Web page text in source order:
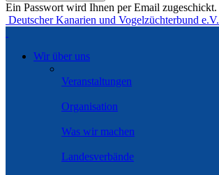
Ein Passwort wird Ihnen per Email zugeschickt.
Deutscher Kanarien und Vogelzüchterbund e.V.
Wir über uns
Veranstaltungen
Organisation
Was wir machen
Landesverbände